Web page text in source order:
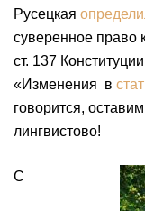
Русецкая
суверенное право
ст. 137
«Изменения в
говорится,
лингвистово!
С